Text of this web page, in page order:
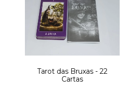
Tarot das Bruxas - 22
Cartas